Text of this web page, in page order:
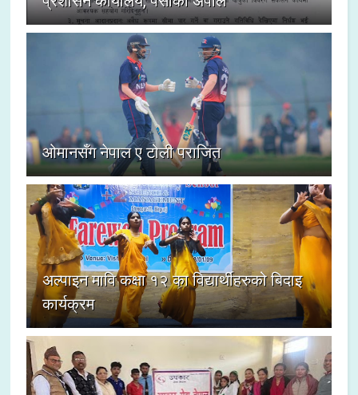
ओमानसँग नेपाल ए टोली पराजित
अल्पाइन मावि कक्षा १२ का विद्यार्थीहरुको बिदाइ
कार्यक्रम